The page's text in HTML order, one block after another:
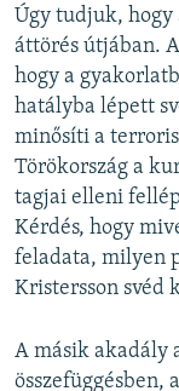
Úgy tudjuk, hogy
áttörés útjában.
hogy a
hatályba lépett
minősíti a
Törökország a
tagjai elleni
Kérdés, hogy
feladata, milyen
Kristersson svéd
A másik akadály
összefüggésben,